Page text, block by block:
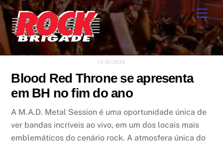
Skip
to
content
11/10/2024
Blood Red Throne se apresenta
em BH no fim do ano
A M.A.D. Metal Session é uma oportunidade única de
ver bandas incríveis ao vivo, em um dos locais mais
emblemáticos do cenário rock. A atmosfera única do